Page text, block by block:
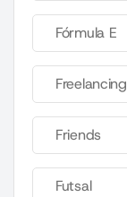
Fórmula E
Freelancing
Friends
Futsal